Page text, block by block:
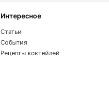
Интересное
Статьи
События
Рецепты коктейлей